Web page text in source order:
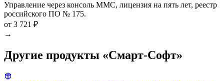
Управление через консоль MMC, лицензия на пять лет, реестр
российского ПО № 175.
от 3 721 ₽
→
Другие продукты «Смарт-Софт»